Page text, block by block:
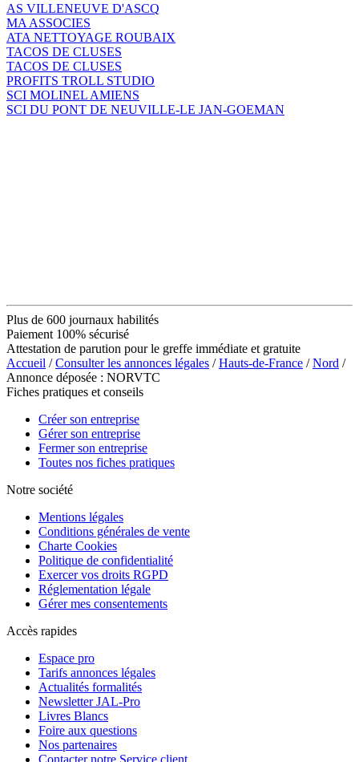
AS VILLENEUVE D'ASCQ
MA ASSOCIES
ATA NETTOYAGE ROUBAIX
TACOS DE CLUSES
TACOS DE CLUSES
PROFITS TROLL STUDIO
SCI MOLINEL AMIENS
SCI DU PONT DE NEUVILLE-LE JAN-GOEMAN
Plus de 600 journaux habilités
Paiement 100% sécurisé
Attestation de parution pour le greffe immédiate et gratuite
Accueil /Consulter les annonces légales /Hauts-de-France /Nord /
Annonce déposée : NORVTC
Fiches pratiques et conseils
Créer son entreprise
Gérer son entreprise
Fermer son entreprise
Toutes nos fiches pratiques
Notre société
Mentions légales
Conditions générales de vente
Charte Cookies
Politique de confidentialité
Exercer vos droits RGPD
Réglementation légale
Gérer mes consentements
Accès rapides
Espace pro
Tarifs annonces légales
Actualités formalités
Newsletter JAL-Pro
Livres Blancs
Foire aux questions
Nos partenaires
Contacter notre Service client